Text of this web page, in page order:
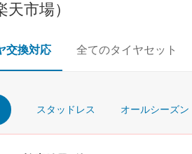
市場）
交換対応 全てのタイヤセット
スタッドレス オールシーズン